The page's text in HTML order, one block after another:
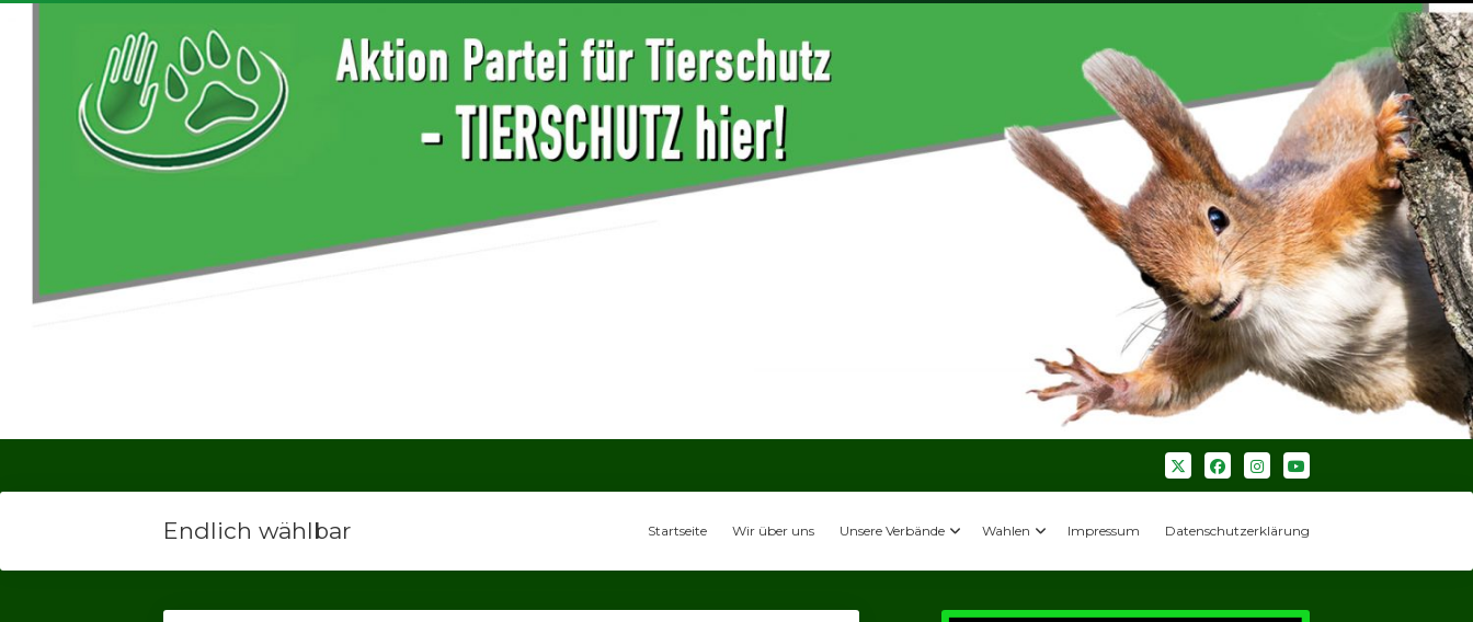
Endlich wählbar Startseite Wir über uns Unsere Verbände Wahlen Impressum Datenschutzerklärung